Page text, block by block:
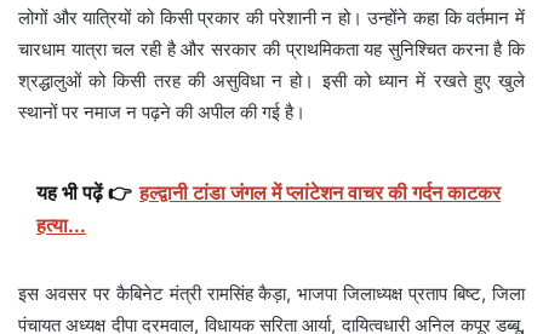
लोगों और यात्रियों को किसी प्रकार की परेशानी न हो। उन्होंने कहा कि वर्तमान में
चारधाम यात्रा चल रही है और सरकार की प्राथमिकता यह सुनिश्चित करना है कि
श्रद्धालुओं को किसी तरह की असुविधा न हो। इसी को ध्यान में रखते हुए खुले
स्थानों पर नमाज न पढ़ने की अपील की गई है।
यह भी पढ़ें 👉 हल्द्वानी टांडा जंगल में प्लांटेशन वाचर की गर्दन काटकर
हत्या...
इस अवसर पर कैबिनेट मंत्री रामसिंह कैड़ा, भाजपा जिलाध्यक्ष प्रताप बिष्ट, जिला
पंचायत अध्यक्ष दीपा दरमवाल, विधायक सरिता आर्या, दायित्वधारी अनिल कपूर डब्बू,